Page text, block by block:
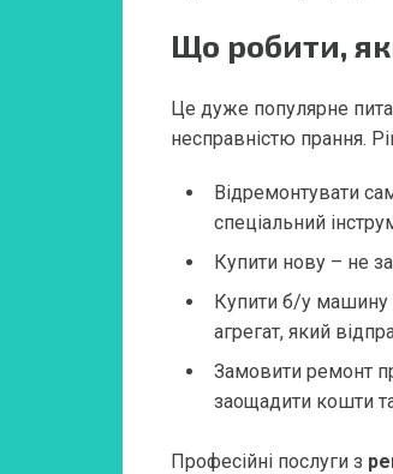
Що робити,
Це дуже популярне
несправністю прання.
Відремонтувати
спеціальний
Купити нову – не
Купити б/у машину
агрегат, який
Замовити ремонт
заощадити кошти
Професійні послуги з